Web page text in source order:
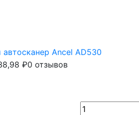
Ancel AD530
₽0 отзывов